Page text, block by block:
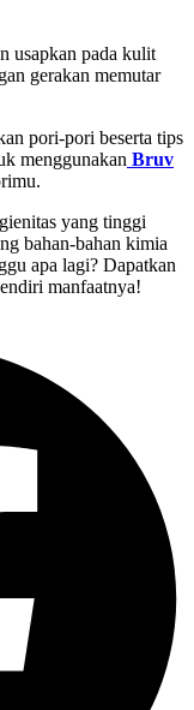
usapkan pada kulit
gerakan memutar
pori-pori beserta tips
menggunakan Bruv
yang tinggi
bahan-bahan kimia
apa lagi? Dapatkan
manfaatnya!